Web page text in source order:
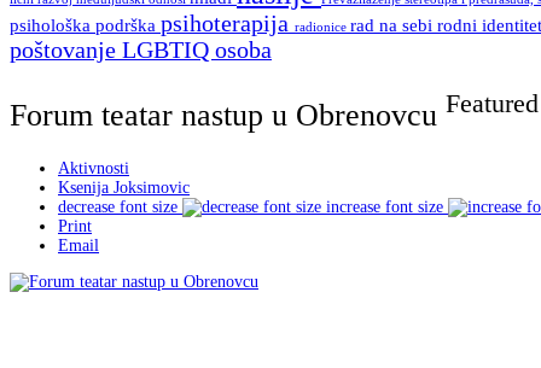
psihološka podrška psihoterapija radionice rad na sebi rodni
poštovanje LGBTIQ osoba
Forum teatar nastup u Obrenovcu Featured
Aktivnosti
Ksenija Joksimovic
decrease font size
increase font size
Print
Email